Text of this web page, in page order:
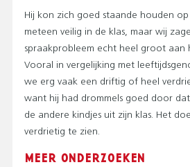
Hij kon zich goed staande houden
meteen veilig in de klas, maar wij
spraakprobleem echt heel groot aan
Vooral in vergelijking met
we erg vaak een driftig of heel
want hij had drommels goed door
de andere kindjes uit zijn klas. Het
verdrietig te zien.
MEER ONDERZOEKEN